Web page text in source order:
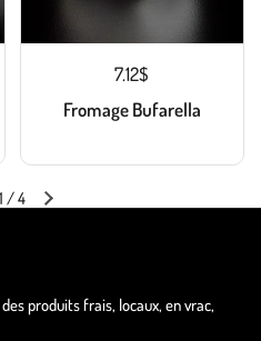
7.12$
Fromage Bufarella
1 /4
produits frais, locaux, en vrac,